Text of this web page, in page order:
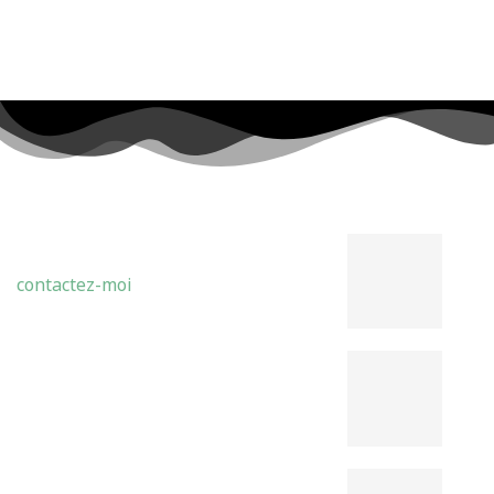
contactez-moi